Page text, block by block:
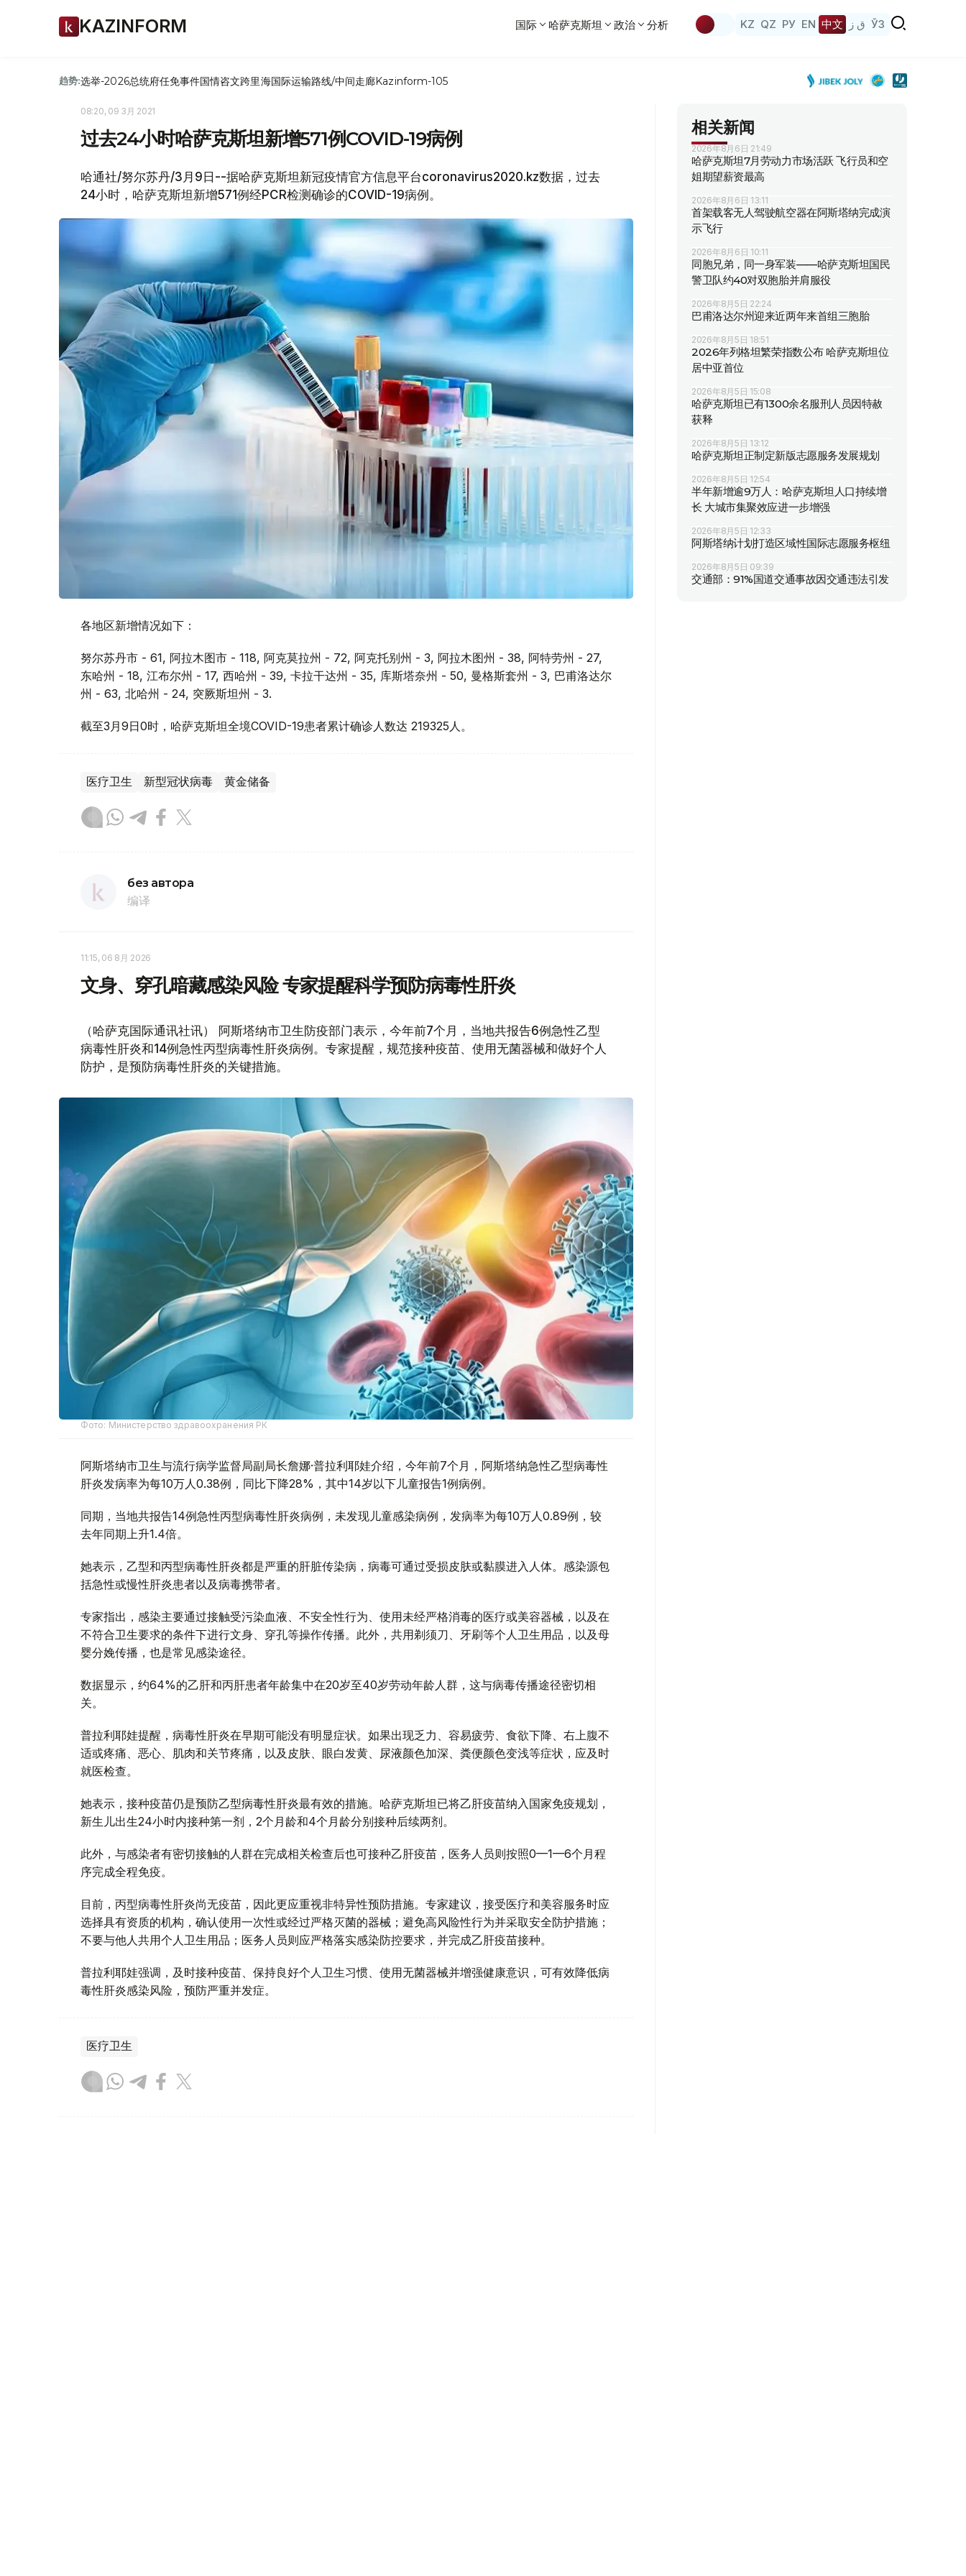
KAZINFORM 国际 哈萨克斯坦 政治 分析 KZ QZ РУ EN 中文 ق ز ЎЗ
趋势:选举-2026总统府任免事件国情咨文跨里海国际运输路线/中间走廊Kazinform-105
08:20, 09 3月 2021
过去24小时哈萨克斯坦新增571例COVID-19病例
哈通社/努尔苏丹/3月9日--据哈萨克斯坦新冠疫情官方信息平台coronavirus2020.kz数据，过去
24小时，哈萨克斯坦新增571例经PCR检测确诊的COVID-19病例。
各地区新增情况如下：
努尔苏丹市 - 61, 阿拉木图市 - 118, 阿克莫拉州 - 72, 阿克托别州 - 3, 阿拉木图州 - 38, 阿特劳州 - 27,
东哈州 - 18, 江布尔州 - 17, 西哈州 - 39, 卡拉干达州 - 35, 库斯塔奈州 - 50, 曼格斯套州 - 3, 巴甫洛达尔
州 - 63, 北哈州 - 24, 突厥斯坦州 - 3.
截至3月9日0时，哈萨克斯坦全境COVID-19患者累计确诊人数达 219325人。
医疗卫生 新型冠状病毒 黄金储备
без автора
编译
11:15, 06 8月 2026
文身、穿孔暗藏感染风险 专家提醒科学预防病毒性肝炎
（哈萨克国际通讯社讯） 阿斯塔纳市卫生防疫部门表示，今年前7个月，当地共报告6例急性乙型
病毒性肝炎和14例急性丙型病毒性肝炎病例。专家提醒，规范接种疫苗、使用无菌器械和做好个人
防护，是预防病毒性肝炎的关键措施。
Фото: Министерство здравоохранения РК
阿斯塔纳市卫生与流行病学监督局副局长詹娜·普拉利耶娃介绍，今年前7个月，阿斯塔纳急性乙型病毒性
肝炎发病率为每10万人0.38例，同比下降28%，其中14岁以下儿童报告1例病例。
同期，当地共报告14例急性丙型病毒性肝炎病例，未发现儿童感染病例，发病率为每10万人0.89例，较
去年同期上升1.4倍。
她表示，乙型和丙型病毒性肝炎都是严重的肝脏传染病，病毒可通过受损皮肤或黏膜进入人体。感染源包
括急性或慢性肝炎患者以及病毒携带者。
专家指出，感染主要通过接触受污染血液、不安全性行为、使用未经严格消毒的医疗或美容器械，以及在
不符合卫生要求的条件下进行文身、穿孔等操作传播。此外，共用剃须刀、牙刷等个人卫生用品，以及母
婴分娩传播，也是常见感染途径。
数据显示，约64%的乙肝和丙肝患者年龄集中在20岁至40岁劳动年龄人群，这与病毒传播途径密切相
关。
普拉利耶娃提醒，病毒性肝炎在早期可能没有明显症状。如果出现乏力、容易疲劳、食欲下降、右上腹不
适或疼痛、恶心、肌肉和关节疼痛，以及皮肤、眼白发黄、尿液颜色加深、粪便颜色变浅等症状，应及时
就医检查。
她表示，接种疫苗仍是预防乙型病毒性肝炎最有效的措施。哈萨克斯坦已将乙肝疫苗纳入国家免疫规划，
新生儿出生24小时内接种第一剂，2个月龄和4个月龄分别接种后续两剂。
此外，与感染者有密切接触的人群在完成相关检查后也可接种乙肝疫苗，医务人员则按照0—1—6个月程
序完成全程免疫。
目前，丙型病毒性肝炎尚无疫苗，因此更应重视非特异性预防措施。专家建议，接受医疗和美容服务时应
选择具有资质的机构，确认使用一次性或经过严格灭菌的器械；避免高风险性行为并采取安全防护措施；
不要与他人共用个人卫生用品；医务人员则应严格落实感染防控要求，并完成乙肝疫苗接种。
普拉利耶娃强调，及时接种疫苗、保持良好个人卫生习惯、使用无菌器械并增强健康意识，可有效降低病
毒性肝炎感染风险，预防严重并发症。
医疗卫生
相关新闻
2026年8月6日 21:49
哈萨克斯坦7月劳动力市场活跃 飞行员和空
姐期望薪资最高
2026年8月6日 13:11
首架载客无人驾驶航空器在阿斯塔纳完成演
示飞行
2026年8月6日 10:11
同胞兄弟，同一身军装——哈萨克斯坦国民
警卫队约40对双胞胎并肩服役
2026年8月5日 22:24
巴甫洛达尔州迎来近两年来首组三胞胎
2026年8月5日 18:51
2026年列格坦繁荣指数公布 哈萨克斯坦位
居中亚首位
2026年8月5日 15:08
哈萨克斯坦已有1300余名服刑人员因特赦
获释
2026年8月5日 13:12
哈萨克斯坦正制定新版志愿服务发展规划
2026年8月5日 12:54
半年新增逾9万人：哈萨克斯坦人口持续增
长 大城市集聚效应进一步增强
2026年8月5日 12:33
阿斯塔纳计划打造区域性国际志愿服务枢纽
2026年8月5日 09:39
交通部：91%国道交通事故因交通违法引发